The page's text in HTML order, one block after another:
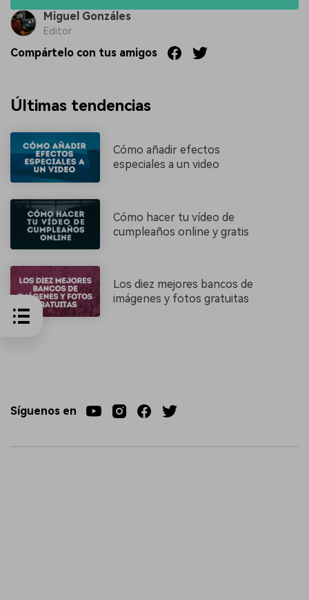
Miguel Gonzáles
Editor
Compártelo con tus amigos
Últimas tendencias
Cómo añadir efectos
especiales a un video
Cómo hacer tu vídeo de
cumpleaños online y gratis
Los diez mejores bancos de
imágenes y fotos gratuitas
Síguenos en